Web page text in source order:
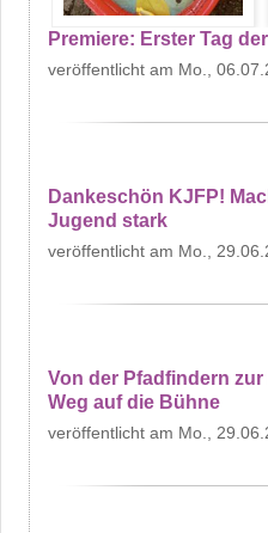
Premiere: Erster Tag
Mo.,
Dankeschön KJFP!
Jugend stark
Mo.,
Von der Pfadfindern
Weg auf die Bühne
Mo.,